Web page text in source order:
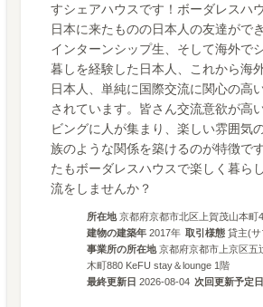
すシェアハウスです！ボーダレスハ
日本に来たものの日本人の友達がで
インターンシップ生、そして海外で
暮しを経験した日本人、これから海
日本人、単純に国際交流に関心の高
されています。皆さん交流意欲が高
ビングに人が集まり、楽しい雰囲気
族のような関係を築けるのが特徴で
たもボーダレスハウスで楽しく暮ら
流をしませんか？
所在地 京都府京都市北区上賀茂山本町
建物の建築年 2017年 取引様態 貸主(サ
事業所の所在地 京都府京都市上京区五
木町880 KeFU stay＆lounge 1階
最終更新日 2026-08-04 次回更新予定日